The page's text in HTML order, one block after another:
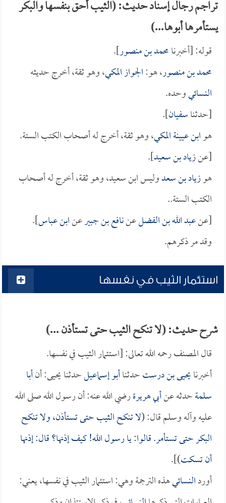
تراجم رجال إسناد حديث: (الثيب أحق بنفسها والبكر
يستأمرها أبوها...)
قوله: [أخبرنامحمد بن منصور].
محمد بن منصور، هو:الجواز المكي، وهو ثقة، أخرج حديثه
النسائيوحده.
[حدثناسفيان].
هوابن عيينة المكي، وهو ثقة، أخرج له أصحاب الكتب الستة.
[عنزياد بن سعيد].
هوزياد بن سعدوليس ابن سعيد، وهو ثقة، أخرج له أصحاب
الكتب الستة..
[عنعبد الله بن الفضلعننافع بن جبيرعنابن عباس].
وقد مر ذكرهم.
استئمار الثيب في نفسها
شرح حديث: (لا تنكح الثيب حتى تستأذن ...)
قال المصنف رحمه الله تعالى: [استئمار الثيب في نفسها.
أخبرنايحيى بن درستحدثناأبو إسماعيلحدثنا يحيى: أنأبا
سلمةحدثه عنأبي هريرةرضي الله عنه: أن رسول الله صلى الله
عليه وآله وسلم قال: (لا تنكح الثيب حتى تستأذن، ولا تنكح
البكر حتى تستأمر. قالوا: يا رسول الله! كيف إذنها؟ قال: إذنها
أن تسكت)].
أوردالنسائيهذه الترجمة وهي: استئمار الثيب في نفسها، يعني: